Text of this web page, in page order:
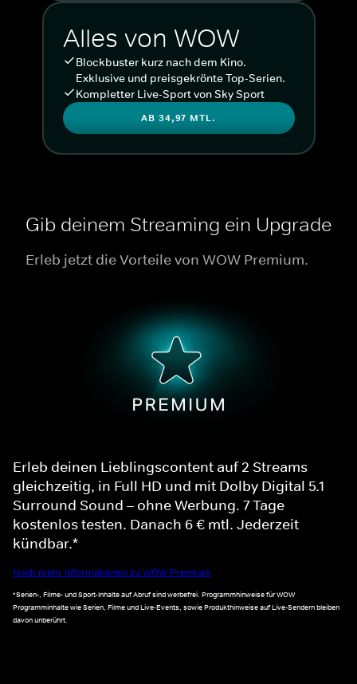
Alles von WOW
Blockbuster kurz nach dem Kino.
Exklusive und preisgekrönte Top-Serien.
Kompletter Live-Sport von Sky Sport
AB 34,97 MTL.
Gib deinem Streaming ein Upgrade
Erleb jetzt die Vorteile von WOW Premium.
Erleb deinen Lieblingscontent auf 2 Streams
gleichzeitig, in Full HD und mit Dolby Digital 5.1
Surround Sound – ohne Werbung. 7 Tage
kostenlos testen. Danach 6 € mtl. Jederzeit
kündbar.*
Noch mehr Informationen zu WOW Premium
*Serien-, Filme- und Sport-Inhalte auf Abruf sind werbefrei. Programmhinweise für WOW
Programminhalte wie Serien, Filme und Live-Events, sowie Produkthinweise auf Live-Sendern bleiben
davon unberührt.